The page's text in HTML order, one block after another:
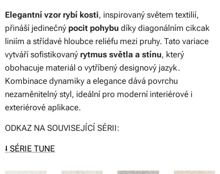
Elegantní vzor rybí kosti, inspirovaný světem textilií,
přináší jedinečný pocit pohybu díky diagonálním cikcak
liniím a střídavé hloubce reliéfu mezi pruhy. Tato variace
vytváří sofistikovaný rytmus světla a stínu, který
obohacuje materiál o vytříbený designový jazyk.
Kombinace dynamiky a elegance dává povrchu
nezaměnitelný styl, ideální pro moderní interiérové i
exteriérové aplikace.
ODKAZ NA SOUVISEJÍCÍ SÉRII:
⭣ SÉRIE TUNE